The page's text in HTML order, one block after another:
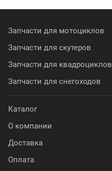
Запчасти для мотоциклов
Запчасти для скутеров
Запчасти для квадроциклов
Запчасти для снегоходов
Каталог
О компании
Доставка
Оплата